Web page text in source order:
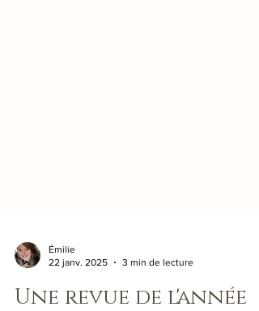
22 janv. 2025
3 min de lecture